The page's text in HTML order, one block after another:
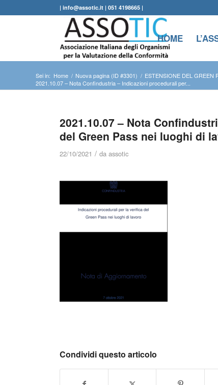
| info@assotic.it | 051 4198665 |
HOME
Sei in: Home / Nuova pagina (ID #3301) / ESTENSIONE DEL GREEN
2021.10.07 – Nota Confindustria – Indicazioni procedurali per...
2021.10.07 – Nota
del Green Pass nei luoghi di
22/10/2021 / daassotic
Condividi questo articolo